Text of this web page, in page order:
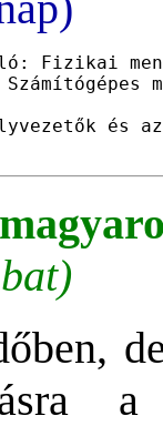
Fizikai
és